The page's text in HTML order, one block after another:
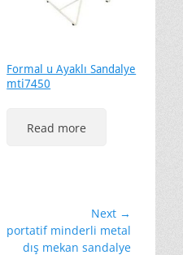
Formal u Ayaklı Sandalye
mti7450
Read more
Next →
Next
post:
portatif minderli metal
dış mekan sandalye